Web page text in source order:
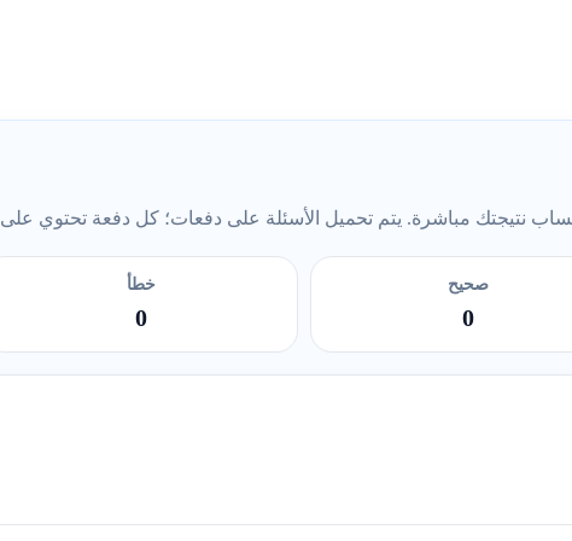
نتيجتك مباشرة. يتم تحميل الأسئلة على دفعات؛ كل دفعة تحتوي على 5 أسئلة.
صحيح
0
خطأ
0